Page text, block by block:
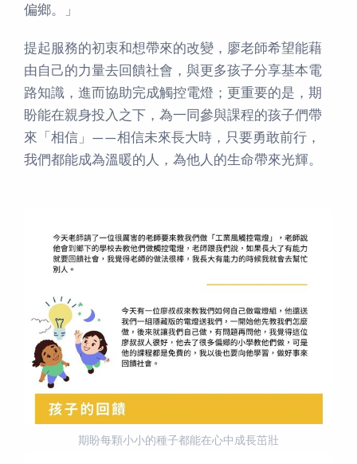
偏鄉。」
提起服務的初衷和想帶來的改變，廖老師希望能藉
由自己的力量去回饋社會，與更多孩子分享基本電
路知識，進而協助完成觸控電燈；更重要的是，期
盼能在親身投入之下，為一同參與課程的孩子們帶
來「相信」——相信未來長大時，只要勇敢前行，
我們都能成為溫暖的人，為他人的生命帶來光輝。
期盼每顆小小的種子都能在心中成長茁壯